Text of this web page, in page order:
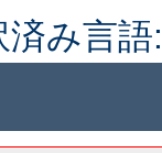
済み言